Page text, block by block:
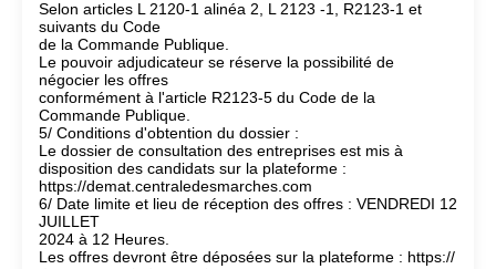
Selon articles L 2120-1 alinéa 2, L 2123 -1, R2123-1 et
suivants du Code
de la Commande Publique.
Le pouvoir adjudicateur se réserve la possibilité de
négocier les offres
conformément à l'article R2123-5 du Code de la
Commande Publique.
5/ Conditions d'obtention du dossier :
Le dossier de consultation des entreprises est mis à
disposition des candidats sur la plateforme :
https://demat.centraledesmarches.com
6/ Date limite et lieu de réception des offres : VENDREDI 12
JUILLET
2024 à 12 Heures.
Les offres devront être déposées sur la plateforme : https://